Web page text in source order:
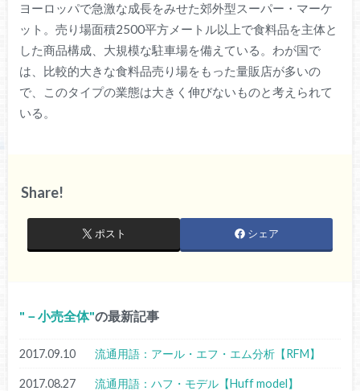
ヨーロッパで急激な成長をみせた郊外型スーパー・マーケ
ット。売り場面積2500平方メートル以上で食料品を主体と
した商品構成、大規模な駐車場を備えている。わが国で
は、比較的大きな食料品売り場をもった量販店が多いの
で、このタイプの業態は大きく伸びないものと考えられて
いる。
Share!
ポスト シェア
－小売全体 の最新記事
2017.09.10 流通用語：アール・エフ・エム分析【RFM】
2017.08.27 流通用語：ハフ・モデル【Huff model】